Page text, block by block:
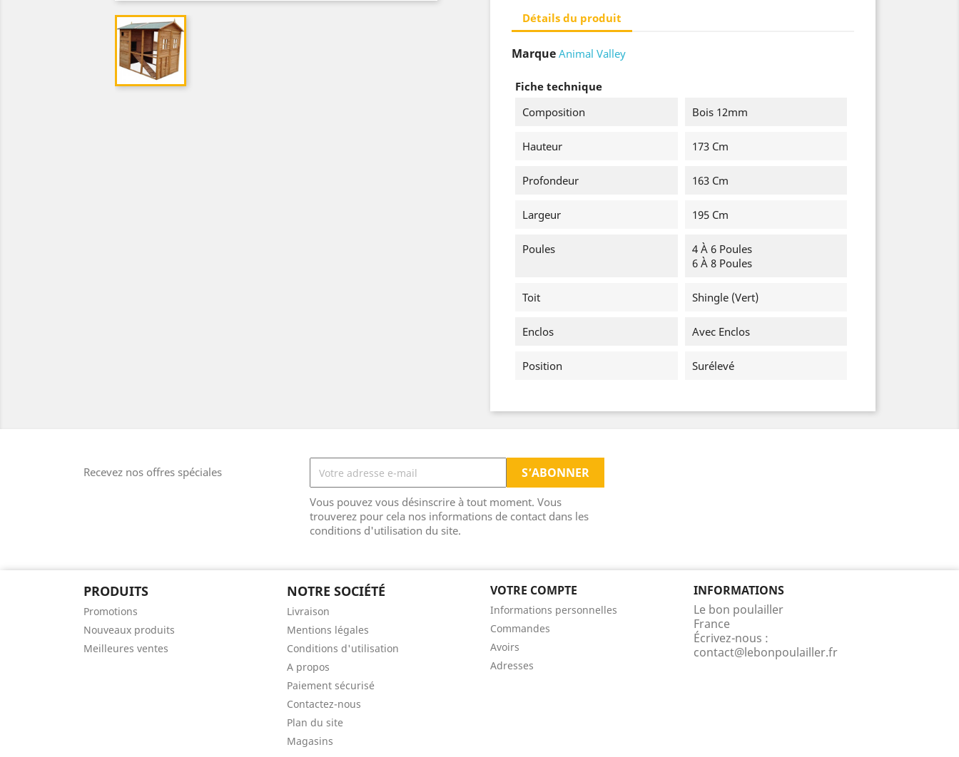
Détails du produit
Marque Animal Valley
Fiche technique
Composition
Bois 12mm
Hauteur 173 Cm
Profondeur 163 Cm
Largeur 195 Cm
Poules
4 À 6 Poules
6 À 8 Poules
Toit Shingle (vert)
Enclos Avec Enclos
Position Surélevé
Recevez nos offres spéciales
Vous pouvez vous désinscrire à tout moment. Vous
trouverez pour cela nos informations de contact dans les
conditions d'utilisation du site.
PRODUITS
Promotions
Nouveaux produits
Meilleures ventes
NOTRE SOCIÉTÉ
Livraison
Mentions légales
Conditions d'utilisation
A propos
Paiement sécurisé
Contactez-nous
Plan du site
Magasins
VOTRE COMPTE
Informations personnelles
Commandes
Avoirs
Adresses
INFORMATIONS
Le bon poulailler
France
Écrivez-nous :
contact@lebonpoulailler.fr